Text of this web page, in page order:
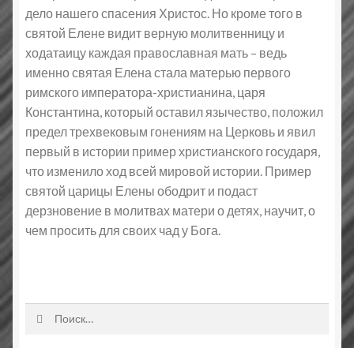
дело нашего спасения Христос. Но кроме того в
святой Елене видит верную молитвенницу и
ходатаицу каждая православная мать – ведь
именно святая Елена стала матерью первого
римского императора-христианина, царя
Константина, который оставил язычество, положил
предел трехвековым гонениям на Церковь и явил
первый в истории пример христианского государя,
что изменило ход всей мировой истории. Пример
святой царицы Елены ободрит и подаст
дерзновение в молитвах матери о детях, научит, о
чем просить для своих чад у Бога.